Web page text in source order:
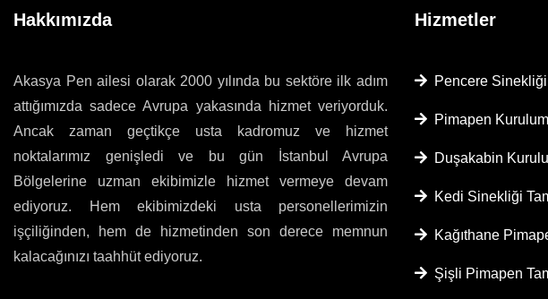
Hakkımızda
Akasya Pen ailesi olarak 2000 yılında bu sektöre ilk adım
attığımızda sadece Avrupa yakasında hizmet veriyorduk.
Ancak zaman geçtikçe usta kadromuz ve hizmet
noktalarımız genişledi ve bu gün İstanbul Avrupa
Bölgelerine uzman ekibimizle hizmet vermeye devam
ediyoruz. Hem ekibimizdeki usta personellerimizin
işçiliğinden, hem de hizmetinden son derece memnun
kalacağınızı taahhüt ediyoruz.
Hizmetler
Pencere
Pimapen
Duşakabin
Kedi Sinekliği
Kağıthane
Şişli Pimapen